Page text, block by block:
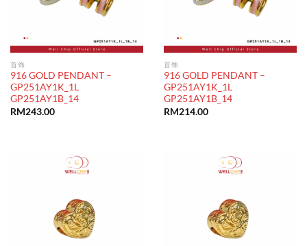
首饰
916 GOLD PENDANT –
GP251AY1K_1L
GP251AY1B_14
RM243.00
首饰
916 GOLD PENDANT –
GP251AY1K_1L
GP251AY1B_14
RM214.00